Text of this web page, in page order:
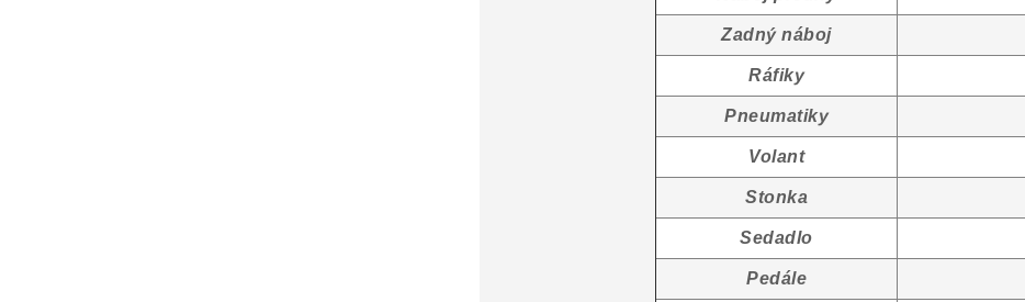
Zadný náboj
Ráfiky
Pneumatiky
Volant
Stonka
Sedadlo
Pedále